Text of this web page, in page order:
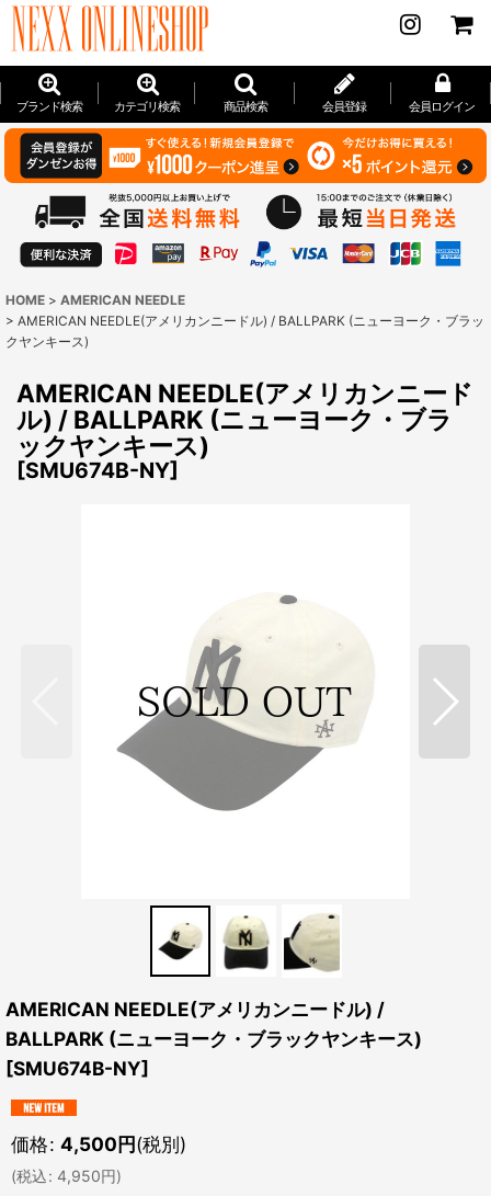
ブランド検索 カテゴリ検索 商品検索 会員登録 会員ログイン
HOME > AMERICAN NEEDLE
> AMERICAN NEEDLE(アメリカンニードル) / BALLPARK (ニューヨーク・ブラッ
クヤンキース)
AMERICAN NEEDLE(アメリカンニード
ル) / BALLPARK (ニューヨーク・ブラ
ックヤンキース)
[SMU674B-NY]
AMERICAN NEEDLE(アメリカンニードル) /
BALLPARK (ニューヨーク・ブラックヤンキース)
[SMU674B-NY]
価格: 4,500円(税別)
(税込: 4,950円)